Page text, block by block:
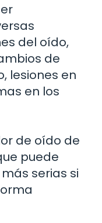
del oído,
de
lesiones en
en los
de oído de
puede
serias si